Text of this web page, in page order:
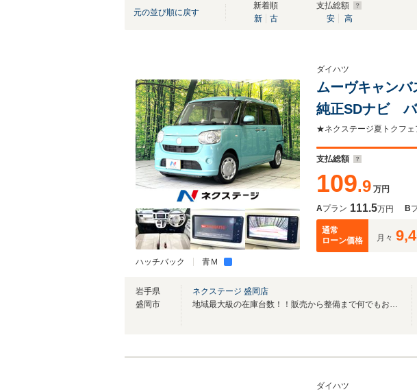
元の並び順に戻す
新着順
新
古
支払総額
安
高
ハッチバック 青Ｍ
ダイハツ
ムーヴキャン
純正SDナビ
キー オート
★ネクステージ夏トクフ
支払総額
109.9 万円
Aプラン 111.5万円 B
通常
ローン価格
月々
岩手県
盛岡市
ネクステージ 盛岡店
地域最大級の在庫台数！！販売から整備まで何でもお任せ♪
ダイハツ